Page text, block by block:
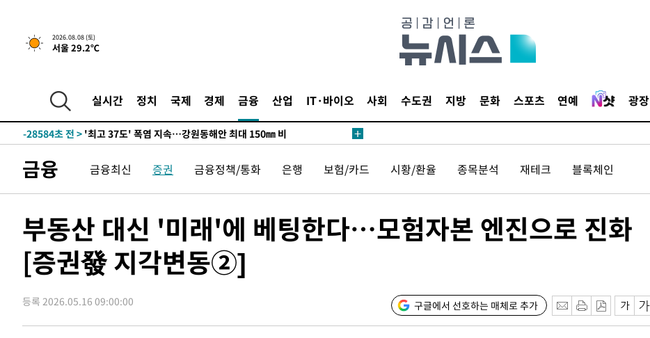
2026.08.08 (토)
서울 29.2℃
실시간 정치 국제 경제 금융 산업 IT·바이오 사회 수도권 지방 문화 스포츠 연예 광장
-21730초 전 >
[속보]뉴욕증시 상승 마감…S&P 0.6% 나스닥 1.3%↑
-28584초 전 >'최고 37도' 폭염 지속…강원동해안 최대 150㎜ 비
-21710초 전 > [속보]뉴욕증시 상승 마감…S&P 0.6% 나스닥 1.3%↑
-21730초 전 >
[속보]뉴욕증시 상승 마감…S&P 0.6% 나스닥 1.3%↑
금융 금융최신 증권 금융정책/통화 은행 보험/카드 시황/환율 종목분석 재테크 블록체인
부동산 대신 '미래'에 베팅한다…모험자본 엔진으로 진화
[증권發 지각변동②]
등록 2026.05.16 09:00:00 구글에서 선호하는 매체로 추가